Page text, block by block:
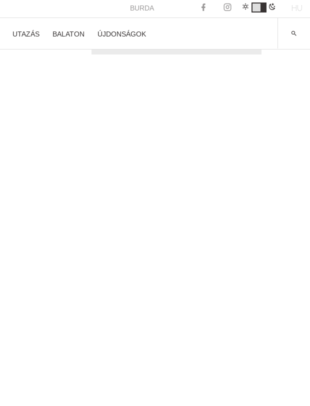
BURDA HU
UTAZÁS BALATON ÚJDONSÁGOK